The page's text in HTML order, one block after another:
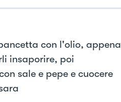
con l'olio, appena
insaporire, poi
sale e pepe e cuocere